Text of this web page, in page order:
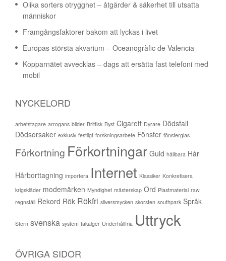
Olika sorters otrygghet – åtgärder & säkerhet till utsatta
människor
Framgångsfaktorer bakom att lyckas i livet
Europas största akvarium – Oceanogràfic de Valencia
Kopparnätet avvecklas – dags att ersätta fast telefoni med
mobil
NYCKELORD
arbetstagare arrogans bilder Brittisk Byst Cigarett Dyrare Dödsfall
Dödsorsaker exklusiv festligt forskningsarbete Fönster fönsterglas
Förkortning Förkortningar Guld hållbara Hår
Hårborttagning importera Internet Klassiker Konkretisera
krigskläder modemärken Myndighet mästerskap Ord Plastmaterial raw
regnställ Rekord Rök Rökfri silversmycken skorsten southpark Språk
Stern svenska system takalger Underhållfria Uttryck
ÖVRIGA SIDOR